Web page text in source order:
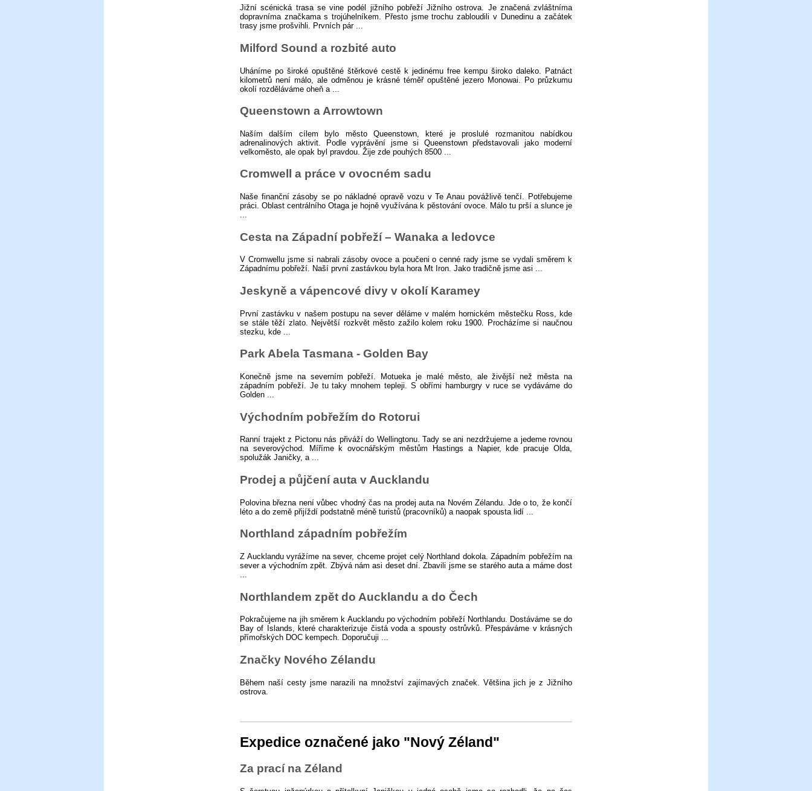
Jižní scénická trasa se vine podél jižního pobřeží Jižního ostrova. Je značená zvláštníma
dopravníma značkama s trojúhelníkem. Přesto jsme trochu zabloudili v Dunedinu a začátek
trasy jsme prošvihli. Prvních pár ...
Milford Sound a rozbité auto
Uháníme po široké opuštěné štěrkové cestě k jedinému free kempu široko daleko. Patnáct
kilometrů není málo, ale odměnou je krásné téměř opuštěné jezero Monowai. Po průzkumu
okolí rozděláváme oheň a ...
Queenstown a Arrowtown
Naším dalším cílem bylo město Queenstown, které je proslulé rozmanitou nabídkou
adrenalinových aktivit. Podle vyprávění jsme si Queenstown představovali jako moderní
velkoměsto, ale opak byl pravdou. Žije zde pouhých 8500 ...
Cromwell a práce v ovocném sadu
Naše finanční zásoby se po nákladné opravě vozu v Te Anau povážlivě tenčí. Potřebujeme
práci. Oblast centrálního Otaga je hojně využívána k pěstování ovoce. Málo tu prší a slunce je
...
Cesta na Západní pobřeží – Wanaka a ledovce
V Cromwellu jsme si nabrali zásoby ovoce a poučeni o cenné rady jsme se vydali směrem k
Západnímu pobřeží. Naší první zastávkou byla hora Mt Iron. Jako tradičně jsme asi ...
Jeskyně a vápencové divy v okolí Karamey
První zastávku v našem postupu na sever děláme v malém hornickém městečku Ross, kde
se stále těží zlato. Největší rozkvět město zažilo kolem roku 1900. Procházíme si naučnou
stezku, kde ...
Park Abela Tasmana - Golden Bay
Konečně jsme na severním pobřeží. Motueka je malé město, ale živější než města na
západním pobřeží. Je tu taky mnohem tepleji. S obřími hamburgry v ruce se vydáváme do
Golden ...
Východním pobřežím do Rotorui
Ranní trajekt z Pictonu nás přiváží do Wellingtonu. Tady se ani nezdržujeme a jedeme rovnou
na severovýchod. Míříme k ovocnářským městům Hastings a Napier, kde pracuje Olda,
spolužák Janičky, a ...
Prodej a půjčení auta v Aucklandu
Polovina března není vůbec vhodný čas na prodej auta na Novém Zélandu. Jde o to, že končí
léto a do země přijíždí podstatně méně turistů (pracovníků) a naopak spousta lidí ...
Northland západním pobřežím
Z Aucklandu vyrážíme na sever, chceme projet celý Northland dokola. Západním pobřežím na
sever a východním zpět. Zbývá nám asi deset dní. Zbavili jsme se starého auta a máme dost
...
Northlandem zpět do Aucklandu a do Čech
Pokračujeme na jih směrem k Aucklandu po východním pobřeží Northlandu. Dostáváme se do
Bay of Islands, které charakterizuje čistá voda a spousty ostrůvků. Přespáváme v krásných
přímořských DOC kempech. Doporučuji ...
Značky Nového Zélandu
Během naší cesty jsme narazili na množství zajímavých značek. Většina jich je z Jižního
ostrova.
Expedice označené jako "Nový Zéland"
Za prací na Zéland